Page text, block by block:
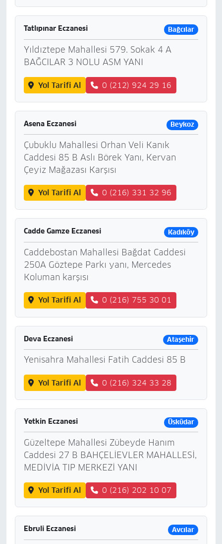
Tatlıpınar Eczanesi Bağcılar
Yıldıztepe Mahallesi 579. Sokak 4 A
BAĞCILAR 3 NOLU ASM YANI
Yol Tarifi Al 0 (212) 924 29 16
Asena Eczanesi Beykoz
Çubuklu Mahallesi Orhan Veli Kanık
Caddesi 85 B Aslı Börek Yanı, Kervan
Çeyiz Mağazası Karşısı
Yol Tarifi Al 0 (216) 331 32 96
Cadde Gamze Eczanesi Kadıköy
Caddebostan Mahallesi Bağdat Caddesi
250A Göztepe Parkı yanı, Mercedes
Koluman karşısı
Yol Tarifi Al 0 (216) 755 30 01
Deva Eczanesi Ataşehir
Yenisahra Mahallesi Fatih Caddesi 85 B
Yol Tarifi Al 0 (216) 324 33 28
Yetkin Eczanesi Üsküdar
Güzeltepe Mahallesi Zübeyde Hanım
Caddesi 27 B BAHÇELİEVLER MAHALLESİ,
MEDİVİA TIP MERKEZİ YANI
Yol Tarifi Al 0 (216) 202 10 07
Ebruli Eczanesi Avcılar